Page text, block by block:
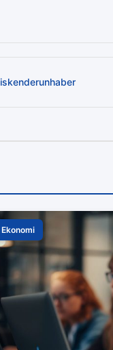
iskenderunhaber
Ekonomi